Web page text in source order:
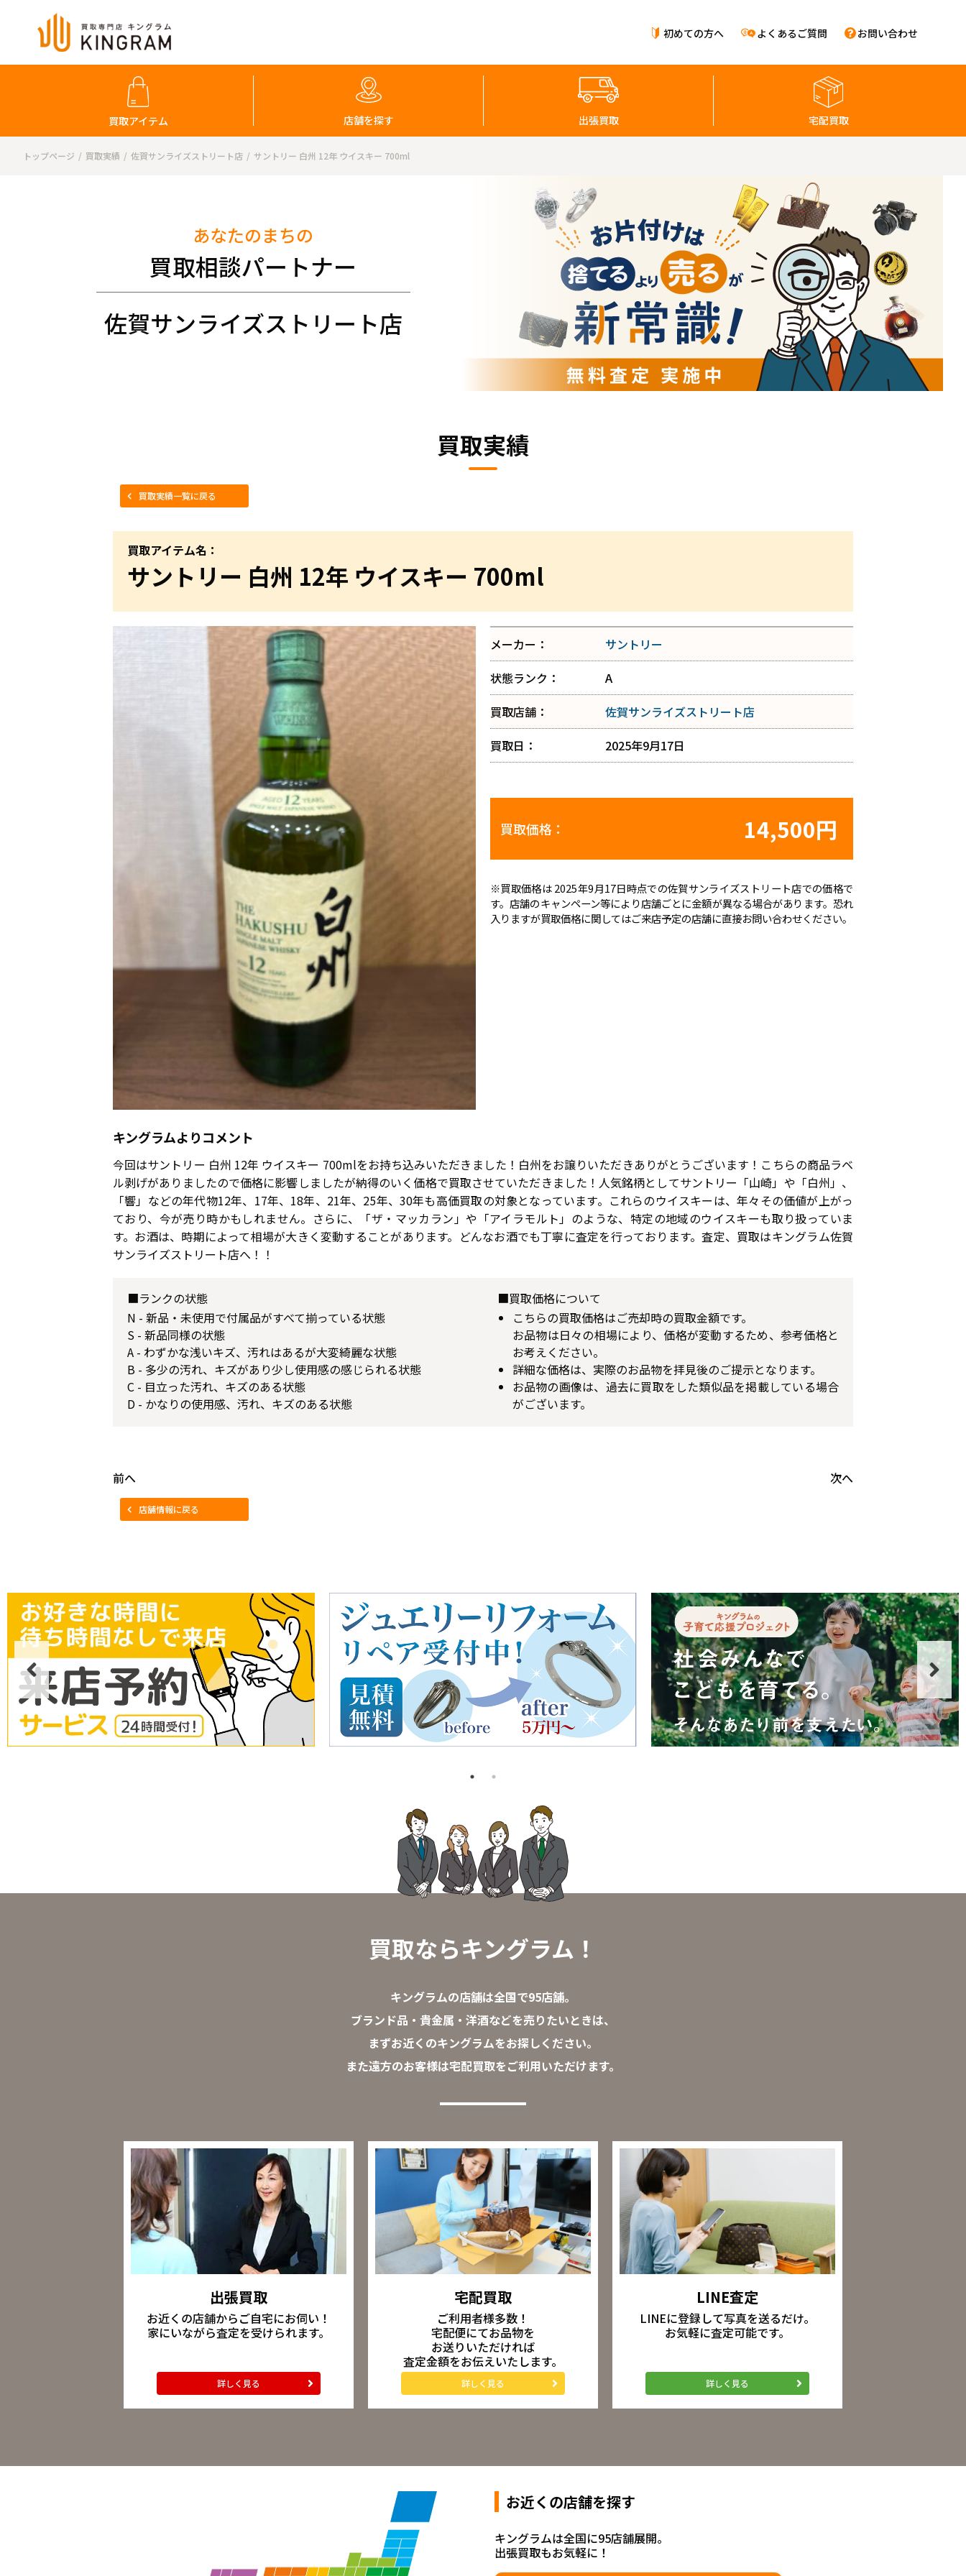
初めての方へ よくあるご質問 お問い合わせ
買取アイテム 店舗を探す 出張買取 宅配買取
トップページ 買取実績 佐賀サンライズストリート店 サントリー 白州 12年 ウイスキー 700ml
佐賀サンライズストリート店
あなたのまちの
買取相談パートナー
買取実績
買取実績一覧に戻る
買取アイテム名：
サントリー 白州 12年 ウイスキー 700ml
メーカー：
サントリー
状態ランク：
A
買取店舗：
佐賀サンライズストリート店
買取日：
2025年9月17日
買取価格： 14,500円
※買取価格は 2025年9月17日時点での佐賀サンライズストリート店での価格で
す。店舗のキャンペーン等により店舗ごとに金額が異なる場合があります。恐れ
入りますが買取価格に関してはご来店予定の店舗に直接お問い合わせください。
キングラムよりコメント
今回はサントリー 白州 12年 ウイスキー 700mlをお持ち込みいただきました！白州をお譲りいただきありがとうございます！こちらの商品ラベ
ル剥げがありましたので価格に影響しましたが納得のいく価格で買取させていただきました！人気銘柄としてサントリー「山崎」や「白州」、
「響」などの年代物12年、17年、18年、21年、25年、30年も高価買取の対象となっています。これらのウイスキーは、年々その価値が上がっ
ており、今が売り時かもしれません。さらに、「ザ・マッカラン」や「アイラモルト」のような、特定の地域のウイスキーも取り扱っていま
す。お酒は、時期によって相場が大きく変動することがあります。どんなお酒でも丁寧に査定を行っております。査定、買取はキングラム佐賀
サンライズストリート店へ！！
■ランクの状態
N - 新品・未使用で付属品がすべて揃っている状態
S - 新品同様の状態
A - わずかな浅いキズ、汚れはあるが大変綺麗な状態
B - 多少の汚れ、キズがあり少し使用感の感じられる状態
C - 目立った汚れ、キズのある状態
D - かなりの使用感、汚れ、キズのある状態
■買取価格について
こちらの買取価格はご売却時の買取金額です。
お品物は日々の相場により、価格が変動するため、参考価格と
お考えください。
詳細な価格は、実際のお品物を拝見後のご提示となります。
お品物の画像は、過去に買取をした類似品を掲載している場合
がございます。
前へ 次へ
店舗情報に戻る
買取ならキングラム！
キングラムの店舗は全国で95店舗。
ブランド品・貴金属・洋酒などを売りたいときは、
まずお近くのキングラムをお探しください。
また遠方のお客様は宅配買取をご利用いただけます。
出張買取
お近くの店舗からご自宅にお伺い！
家にいながら査定を受けられます。
詳しく見る
宅配買取
ご利用者様多数！
宅配便にてお品物を
お送りいただければ
査定金額をお伝えいたします。
詳しく見る
LINE査定
LINEに登録して写真を送るだけ。
お気軽に査定可能です。
詳しく見る
お近くの店舗を探す
キングラムは全国に95店舗展開。
出張買取もお気軽に！